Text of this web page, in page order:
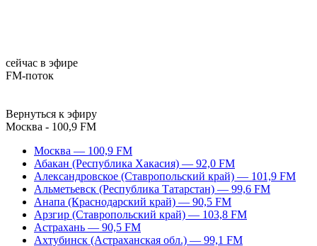
сейчас в эфире
FM-поток
Вернуться к эфиру
Москва - 100,9 FM
Москва — 100,9 FM
Абакан (Республика Хакасия) — 92,0 FM
Александровское (Ставропольский край) — 101,9 FM
Альметьевск (Республика Татарстан) — 99,6 FM
Анапа (Краснодарский край) — 90,5 FM
Арзгир (Ставропольский край) — 103,8 FM
Астрахань — 90,5 FM
Ахтубинск (Астраханская обл.) — 99,1 FM